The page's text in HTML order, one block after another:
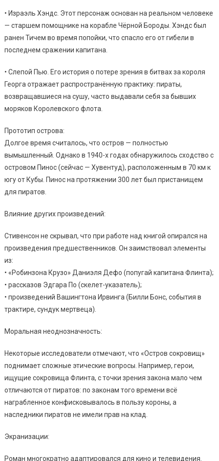
• Израэль Хэндс. Этот персонаж основан на реальном человеке
— старшем помощнике на корабле Чёрной Бороды. Хэндс был
ранен Тичем во время попойки, что спасло его от гибели в
последнем сражении капитана.
• Слепой Пью. Его история о потере зрения в битвах за короля
Георга отражает распространённую практику: пираты,
возвращавшиеся на сушу, часто выдавали себя за бывших
моряков Королевского флота.
Прототип острова:
Долгое время считалось, что остров — полностью
вымышленный. Однако в 1940-х годах обнаружилось сходство с
островом Пинос (сейчас — Хувентуд), расположенным в 70 км к
югу от Кубы. Пинос на протяжении 300 лет был пристанищем
для пиратов.
Влияние других произведений:
Стивенсон не скрывал, что при работе над книгой опирался на
произведения предшественников. Он заимствовал элементы
из:
• «Робинзона Крузо» Даниэля Дефо (попугай капитана Флинта);
• рассказов Эдгара По (скелет-указатель);
• произведений Вашингтона Ирвинга (Билли Бонс, события в
трактире, сундук мертвеца).
Моральная неоднозначность:
Некоторые исследователи отмечают, что «Остров сокровищ»
поднимает сложные этические вопросы. Например, герои,
ищущие сокровища Флинта, с точки зрения закона мало чем
отличаются от пиратов: по законам того времени всё
награбленное конфисковывалось в пользу короны, а
наследники пиратов не имели прав на клад.
Экранизации:
Роман многократно адаптировался для кино и телевидения.